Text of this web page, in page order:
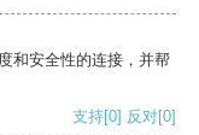
和安全性的连接，并帮
支持[0] 反对[0]